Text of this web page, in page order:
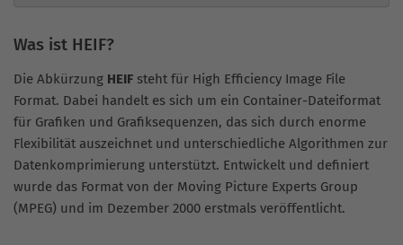
Was ist HEIF?
Die Abkürzung HEIF steht für High Efficiency Image File
Format. Dabei handelt es sich um ein Container-Dateiformat
für Grafiken und Grafiksequenzen, das sich durch enorme
Flexibilität auszeichnet und unterschiedliche Algorithmen zur
Datenkomprimierung unterstützt. Entwickelt und definiert
wurde das Format von der Moving Picture Experts Group
(MPEG) und im Dezember 2000 erstmals veröffentlicht.